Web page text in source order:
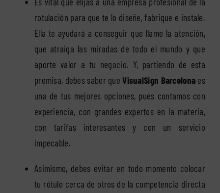
rotulación para que te lo diseñe, fabrique e instale.
Ella te ayudará a conseguir que llame la atención,
que atraiga las miradas de todo el mundo y que
aporte valor a tu negocio. Y, partiendo de esta
premisa, debes saber queVisualSign Barcelona es
una de tus mejores opciones, pues contamos con
experiencia, con grandes expertos en la materia,
con tarifas interesantes y con un servicio
impecable.
Asimismo, debes evitar en todo momento colocar
tu rótulo cerca de otros de la competencia directa